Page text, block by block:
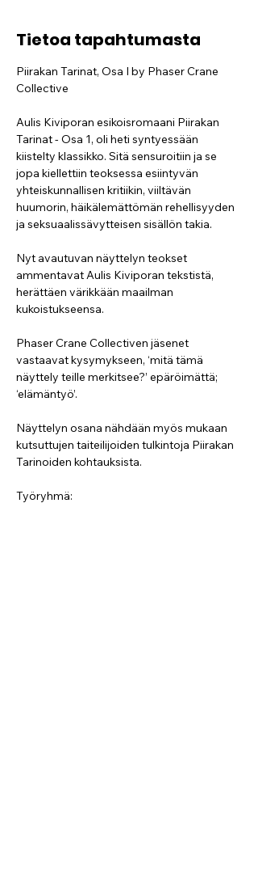
Tietoa tapahtumasta
Piirakan Tarinat, Osa I by Phaser Crane
Collective
Aulis Kiviporan esikoisromaani Piirakan
Tarinat - Osa 1, oli heti syntyessään
kiistelty klassikko. Sitä sensuroitiin ja se
jopa kiellettiin teoksessa esiintyvän
yhteiskunnallisen kritiikin, viiltävän
huumorin, häikälemättömän rehellisyyden
ja seksuaalissävytteisen sisällön takia.
Nyt avautuvan näyttelyn teokset
ammentavat Aulis Kiviporan tekstistä,
herättäen värikkään maailman
kukoistukseensa.
Phaser Crane Collectiven jäsenet
vastaavat kysymykseen, ‘mitä tämä
näyttely teille merkitsee?’ epäröimättä;
‘elämäntyö’.
Näyttelyn osana nähdään myös mukaan
kutsuttujen taiteilijoiden tulkintoja Piirakan
Tarinoiden kohtauksista.
Työryhmä: